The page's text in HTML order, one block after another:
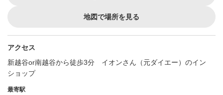
地図で場所を見る
アクセス
新越谷or南越谷から徒歩3分 イオンさん（元ダイエー）のイン
ショップ
最寄駅